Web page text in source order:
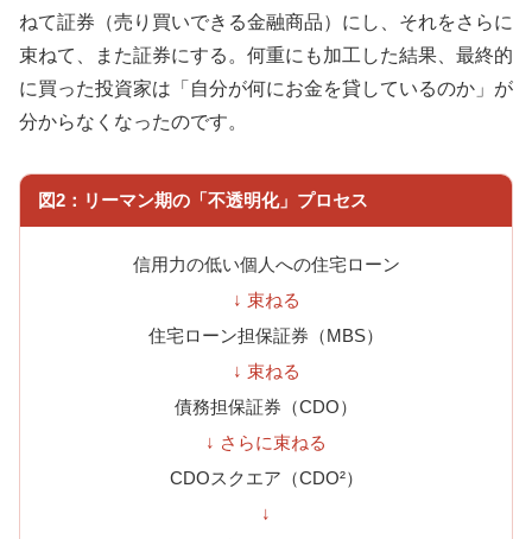
ねて証券（売り買いできる金融商品）にし、それをさらに
束ねて、また証券にする。何重にも加工した結果、最終的
に買った投資家は「自分が何にお金を貸しているのか」が
分からなくなったのです。
図2：リーマン期の「不透明化」プロセス
信用力の低い個人への住宅ローン
↓ 束ねる
住宅ローン担保証券（MBS）
↓ 束ねる
債務担保証券（CDO）
↓ さらに束ねる
CDOスクエア（CDO²）
↓